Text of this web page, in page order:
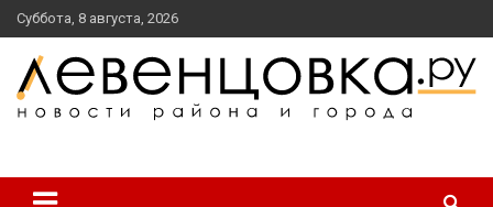
перейти
к
содержанию
Суббота, 8 августа, 2026